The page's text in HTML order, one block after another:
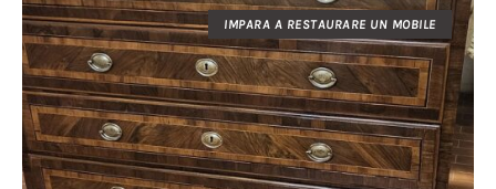
IMPARA A RESTAURARE UN MOBILE